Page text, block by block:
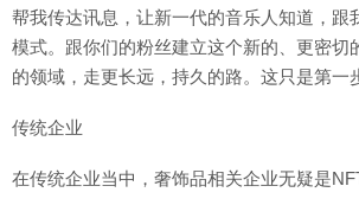
帮我传达讯息，让新一代的音乐人知道，跟
模式。跟你们的粉丝建立这个新的、更密切
的领域，走更长远，持久的路。这只是第一
传统企业
在传统企业当中，奢饰品相关企业无疑是